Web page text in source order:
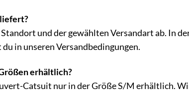
und der gewählten Versandart ab. In
in unseren Versandbedingungen.
erhältlich?
Catsuit nur in der Größe S/M erhältlich.